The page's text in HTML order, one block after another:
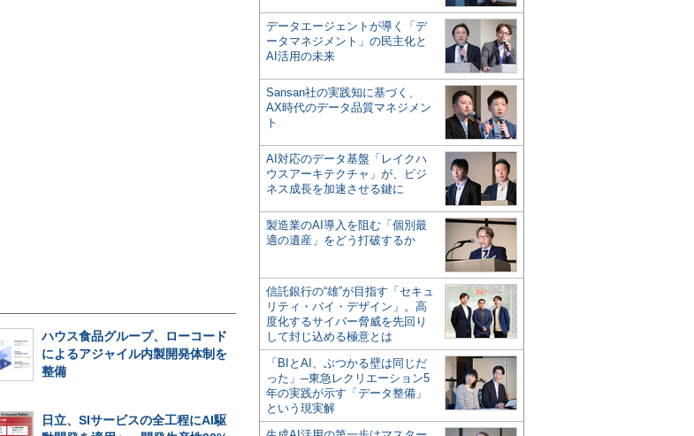
ハウス食品グループ、ローコード
によるアジャイル内製開発体制を
整備
日立、SIサービスの全工程にAI駆
データエージェントが導く「デ
ータマネジメント」の民主化と
AI活用の未来
Sansan社の実践知に基づく、
AX時代のデータ品質マネジメン
ト
AI対応のデータ基盤「レイクハ
ウスアーキテクチャ」が、ビジ
ネス成長を加速させる鍵に
製造業のAI導入を阻む「個別最
適の遺産」をどう打破するか
信託銀行の“雄”が目指す「セキュ
リティ・バイ・デザイン」。高
度化するサイバー脅威を先回り
して封じ込める極意とは
「BIとAI、ぶつかる壁は同じだ
った」─東急レクリエーション5
年の実践が示す「データ整備」
という現実解